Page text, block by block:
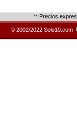
** Precios
© 2002/2022 Solo10.com